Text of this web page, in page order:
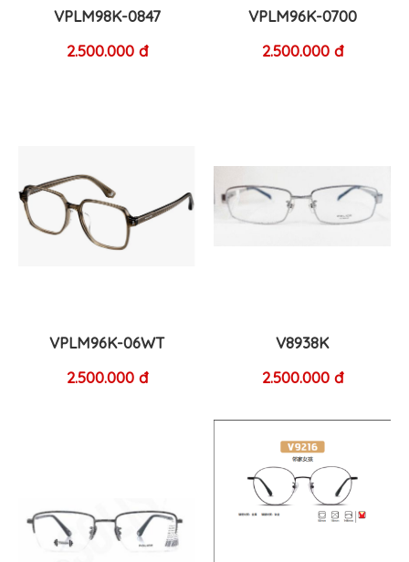
VPLM98K-0847
2.500.000 đ
VPLM96K-0700
2.500.000 đ
VPLM96K-06WT
2.500.000 đ
V8938K
2.500.000 đ